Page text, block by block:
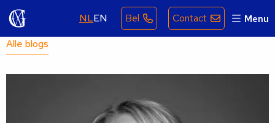
NLEN Bel Contact Menu
Alle blogs